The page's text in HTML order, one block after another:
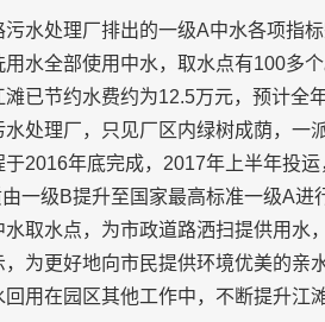
水处理厂排出的一级A中水各项指
水全部使用中水，取水点有100多
已节约水费约为12.5万元，预计全
处理厂，只见厂区内绿树成荫，一
2016年底完成，2017年上半年投
一级B提升至国家最高标准一级A
取水点，为市政道路洒扫提供用水
为更好地向市民提供环境优美的亲
用在园区其他工作中，不断提升江